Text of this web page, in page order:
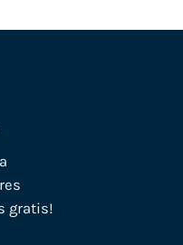
gratis!